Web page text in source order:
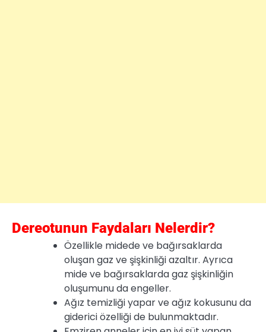
Dereotunun Faydaları Nelerdir?
Özellikle midede ve bağırsaklarda
oluşan gaz ve şişkinliği azaltır. Ayrıca
mide ve bağırsaklarda gaz şişkinliğin
oluşumunu da engeller.
Ağız temizliği yapar ve ağız kokusunu da
giderici özelliği de bulunmaktadır.